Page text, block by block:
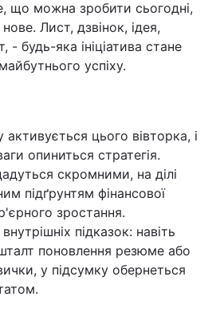
що можна зробити сьогодні,
Лист, дзвінок, ідея,
- будь-яка ініціатива стане
успіху.
цього вівторка, і
опиниться стратегія.
скромними, на ділі
підґрунтям фінансової
зростання.
підказок: навіть
поновлення резюме або
у підсумку обернеться